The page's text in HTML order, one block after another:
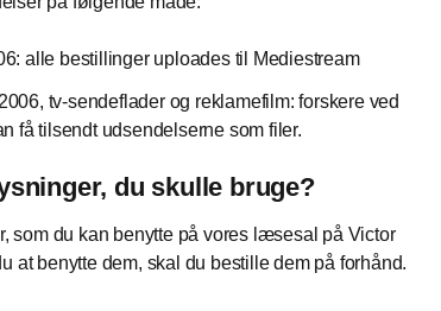
alle bestillinger uploades til Mediestream
tv-sendeflader og reklamefilm: forskere ved
få tilsendt udsendelserne som filer.
du skulle bruge?
som du kan benytte på vores læsesal på Victor
at benytte dem, skal du bestille dem på forhånd.